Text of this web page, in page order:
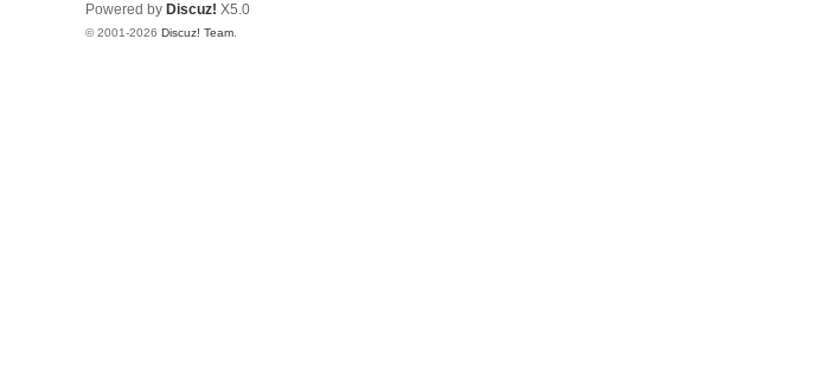
Powered by Discuz! X5.0
© 2001-2026 Discuz! Team